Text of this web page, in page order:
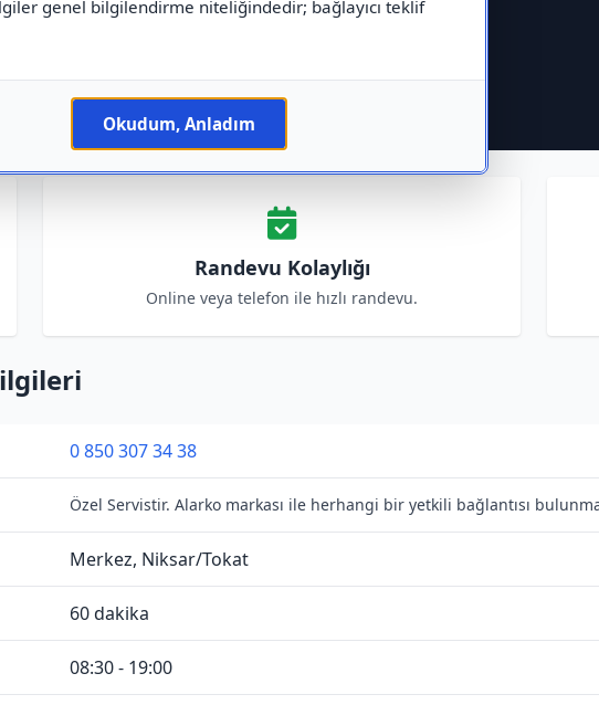
genel bilgilendirme niteliğindedir; bağlayıcı teklif
Okudum, Anladım
Randevu Kolaylığı
Online veya telefon ile hızlı randevu.
0 850 307 34 38
Özel Servistir. Alarko markası ile herhangi bir yetkili bağlantısı
Merkez, Niksar/Tokat
60 dakika
08:30 - 19:00